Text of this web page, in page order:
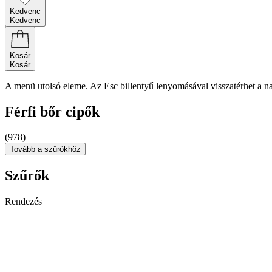
Kedvenc
Kedvenc
Kosár
Kosár
A menü utolsó eleme. Az Esc billentyű lenyomásával visszatérhet a
Férfi bőr cipők
(978)
Tovább a szűrőkhöz
Szűrők
Rendezés